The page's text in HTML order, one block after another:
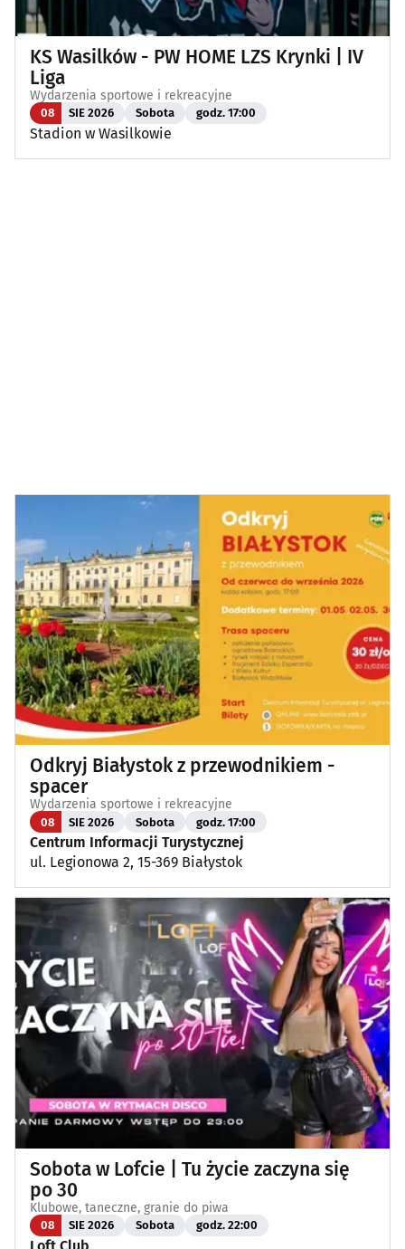
KS Wasilków - PW HOME LZS Krynki | IV
Liga
Wydarzenia sportowe i rekreacyjne
08 SIE 2026 Sobota godz. 17:00
Stadion w Wasilkowie
Odkryj Białystok z przewodnikiem -
spacer
Wydarzenia sportowe i rekreacyjne
08 SIE 2026 Sobota godz. 17:00
Centrum Informacji Turystycznej
ul. Legionowa 2, 15-369 Białystok
Sobota w Lofcie | Tu życie zaczyna się
po 30
Klubowe, taneczne, granie do piwa
08 SIE 2026 Sobota godz. 22:00
Loft Club